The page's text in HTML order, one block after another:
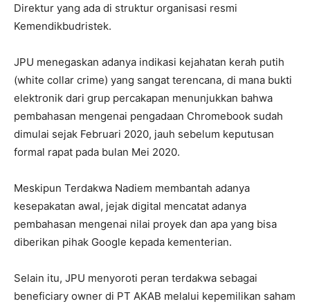
Direktur yang ada di struktur organisasi resmi
Kemendikbudristek.
JPU menegaskan adanya indikasi kejahatan kerah putih
(white collar crime) yang sangat terencana, di mana bukti
elektronik dari grup percakapan menunjukkan bahwa
pembahasan mengenai pengadaan Chromebook sudah
dimulai sejak Februari 2020, jauh sebelum keputusan
formal rapat pada bulan Mei 2020.
Meskipun Terdakwa Nadiem membantah adanya
kesepakatan awal, jejak digital mencatat adanya
pembahasan mengenai nilai proyek dan apa yang bisa
diberikan pihak Google kepada kementerian.
Selain itu, JPU menyoroti peran terdakwa sebagai
beneficiary owner di PT AKAB melalui kepemilikan saham